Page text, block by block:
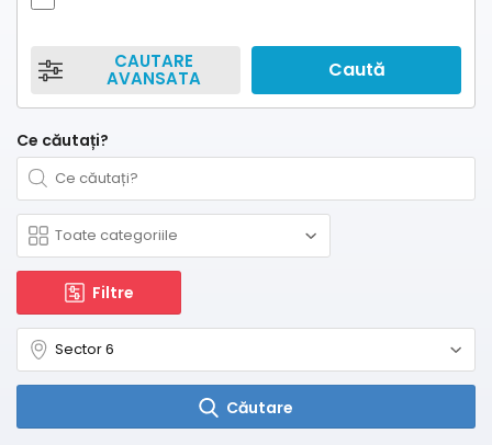
CAUTARE
AVANSATA Caută
Ce căutați?
Filtre
Căutare